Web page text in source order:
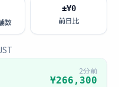
数
±¥0
前日比
2分前
¥266,300